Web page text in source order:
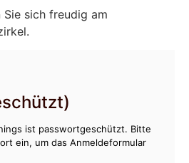
Sie sich freudig am
ist passwortgeschützt. Bitte
ein, um das Anmeldeformular